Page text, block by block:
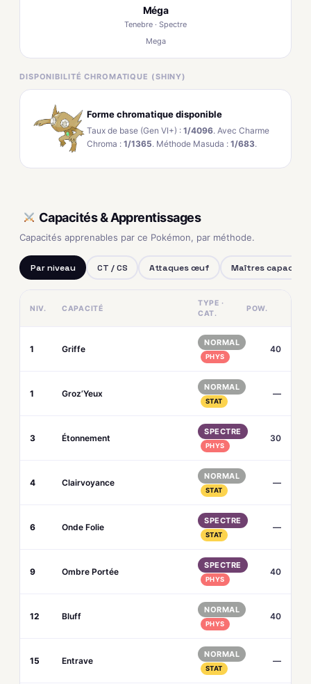
Méga
Tenebre · Spectre
Mega
DISPONIBILITÉ CHROMATIQUE (SHINY)
Forme chromatique disponible
Taux de base (Gen VI+) : 1/4096. Avec Charme
Chroma : 1/1365. Méthode Masuda : 1/683.
Capacités & Apprentissages
Capacités apprenables par ce Pokémon, par méthode.
Par niveau CT / CS Attaques œuf Maîtres capacités
NIV. CAPACITÉ
TYPE ·
CAT.
POW.
1 Griffe
NORMAL
PHYS
40
1 Groz’Yeux
NORMAL
STAT
—
3 Étonnement
SPECTRE
PHYS
30
4 Clairvoyance
NORMAL
STAT
—
6 Onde Folie
SPECTRE
STAT
—
9 Ombre Portée
SPECTRE
PHYS
40
12 Bluff
NORMAL
PHYS
40
15 Entrave
NORMAL
STAT
—